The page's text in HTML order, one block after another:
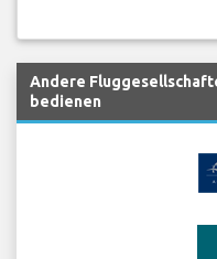
Andere
bedienen